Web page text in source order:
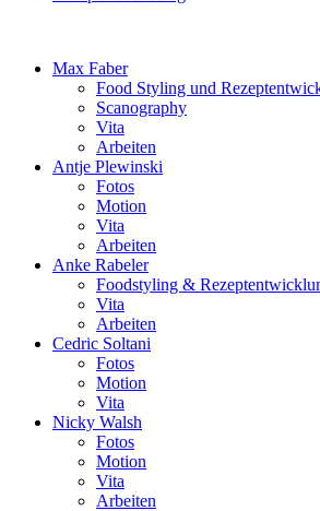
Max Faber
Food Styling und
Scanography
Vita
Arbeiten
Antje Plewinski
Fotos
Motion
Vita
Arbeiten
Anke Rabeler
Foodstyling &
Vita
Arbeiten
Cedric Soltani
Fotos
Motion
Vita
Nicky Walsh
Fotos
Motion
Vita
Arbeiten